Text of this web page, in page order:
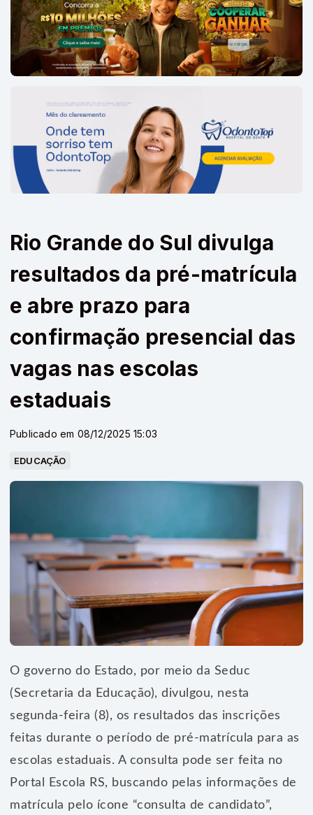
Rio Grande do Sul divulga
resultados da pré-matrícula
e abre prazo para
confirmação presencial das
vagas nas escolas
estaduais
Publicado em 08/12/2025 15:03
EDUCAÇÃO
O governo do Estado, por meio da Seduc
(Secretaria da Educação), divulgou, nesta
segunda-feira (8), os resultados das inscrições
feitas durante o período de pré-matrícula para as
escolas estaduais. A consulta pode ser feita no
Portal Escola RS, buscando pelas informações de
matrícula pelo ícone “consulta de candidato”,